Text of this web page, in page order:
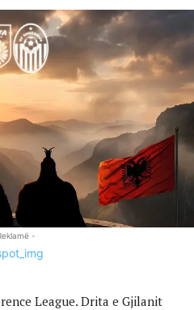
-
League. Drita e Gjilanit